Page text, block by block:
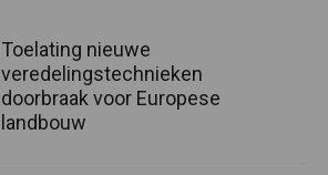
Toelating nieuwe
veredelingstechnieken
doorbraak voor Europese
landbouw